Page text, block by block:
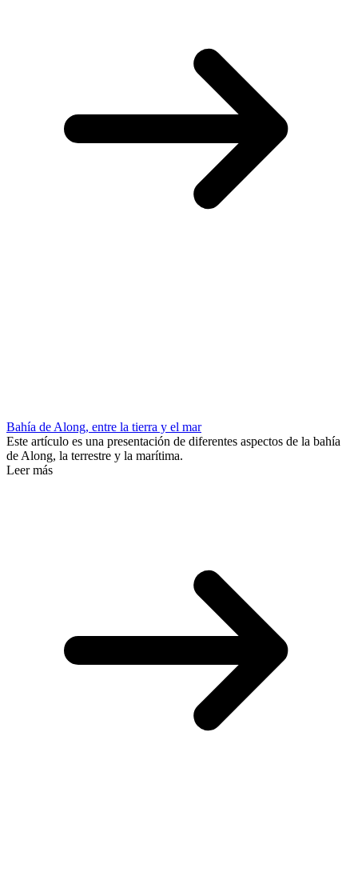
Bahía de Along, entre la tierra y el mar
Este artículo es una presentación de diferentes aspectos de la bahía
de Along, la terrestre y la marítima.
Leer más